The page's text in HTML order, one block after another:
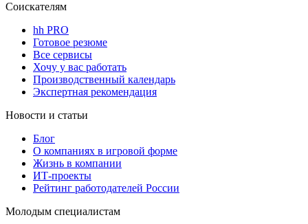
Соискателям
hh PRO
Готовое резюме
Все сервисы
Хочу у вас работать
Производственный календарь
Экспертная рекомендация
Новости и статьи
Блог
О компаниях в игровой форме
Жизнь в компании
ИТ-проекты
Рейтинг работодателей России
Молодым специалистам